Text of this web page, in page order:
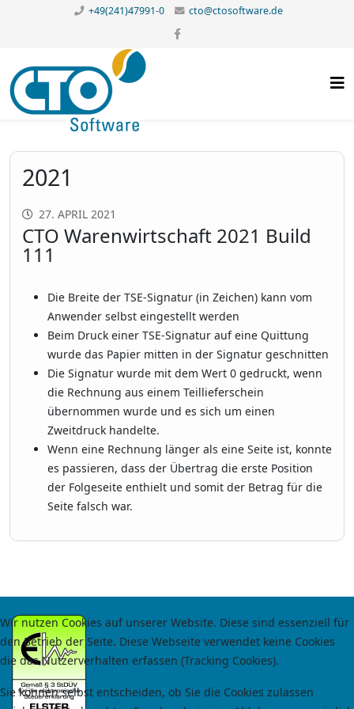
+49(241)47991-0 cto@ctosoftware.de
2021
27. APRIL 2021
CTO Warenwirtschaft 2021 Build
111
Die Breite der TSE-Signatur (in Zeichen) kann vom
Anwender selbst eingestellt werden
Beim Druck einer TSE-Signatur auf eine Quittung
wurde das Papier mitten in der Signatur geschnitten
Die Signatur wurde mit dem Wert 0 gedruckt, wenn
die Rechnung aus einem Teillieferschein
übernommen wurde und es sich um einen
Zweitdruck handelte.
Wenn eine Rechnung länger als eine Seite ist, konnte
es passieren, dass der Übertrag die erste Position
der Folgeseite enthielt und somit der Betrag für die
Seite falsch war.
Wir nutzen Cookies auf unserer Website. Diese sind essenziell für
den Betrieb der Seite. Diese Webseite verwendet keine Cookies
die das Nutzerverhalten erfassen (Tracking Cookies).
Sie können selbst entscheiden, ob Sie die Cookies zulassen